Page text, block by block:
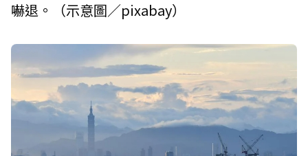
嚇退。（示意圖／pixabay）